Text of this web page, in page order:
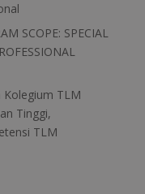
SCOPE: SPECIAL
Kolegium TLM
Tinggi,
TLM